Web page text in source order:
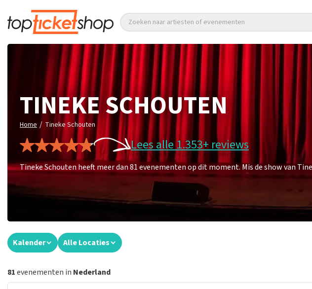
Zoeken naar artiesten of evenementen
TINEKE SCHOUTEN
Home / Tineke Schouten
Lees alle 1.353+ reviews
Tineke Schouten heeft meer dan 81 evenementen op dit moment. Mis de show van
Kalender Alle Locaties
81evenementen in Nederland